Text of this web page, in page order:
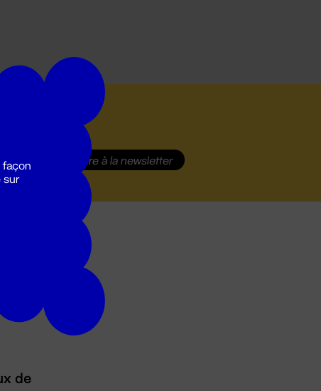
S'inscrire à la newsletter
de
sur